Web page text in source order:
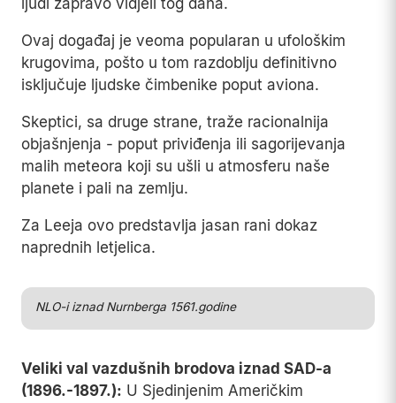
ljudi zapravo vidjeli tog dana.
Ovaj događaj je veoma popularan u ufološkim
krugovima, pošto u tom razdoblju definitivno
isključuje ljudske čimbenike poput aviona.
Skeptici, sa druge strane, traže racionalnija
objašnjenja - poput priviđenja ili sagorijevanja
malih meteora koji su ušli u atmosferu naše
planete i pali na zemlju.
Za Leeja ovo predstavlja jasan rani dokaz
naprednih letjelica.
NLO-i iznad Nurnberga 1561.godine
Veliki val vazdušnih brodova iznad SAD-a
(1896.-1897.): U Sjedinjenim Američkim